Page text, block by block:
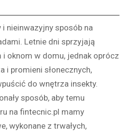
nieinwazyjny sposób na
Letnie dni sprzyjają
oknom w domu, jednak oprócz
i promieni słonecznych,
do wnętrza insekty.
sposób, aby temu
na fintecnic.pl mamy
wykonane z trwałych,